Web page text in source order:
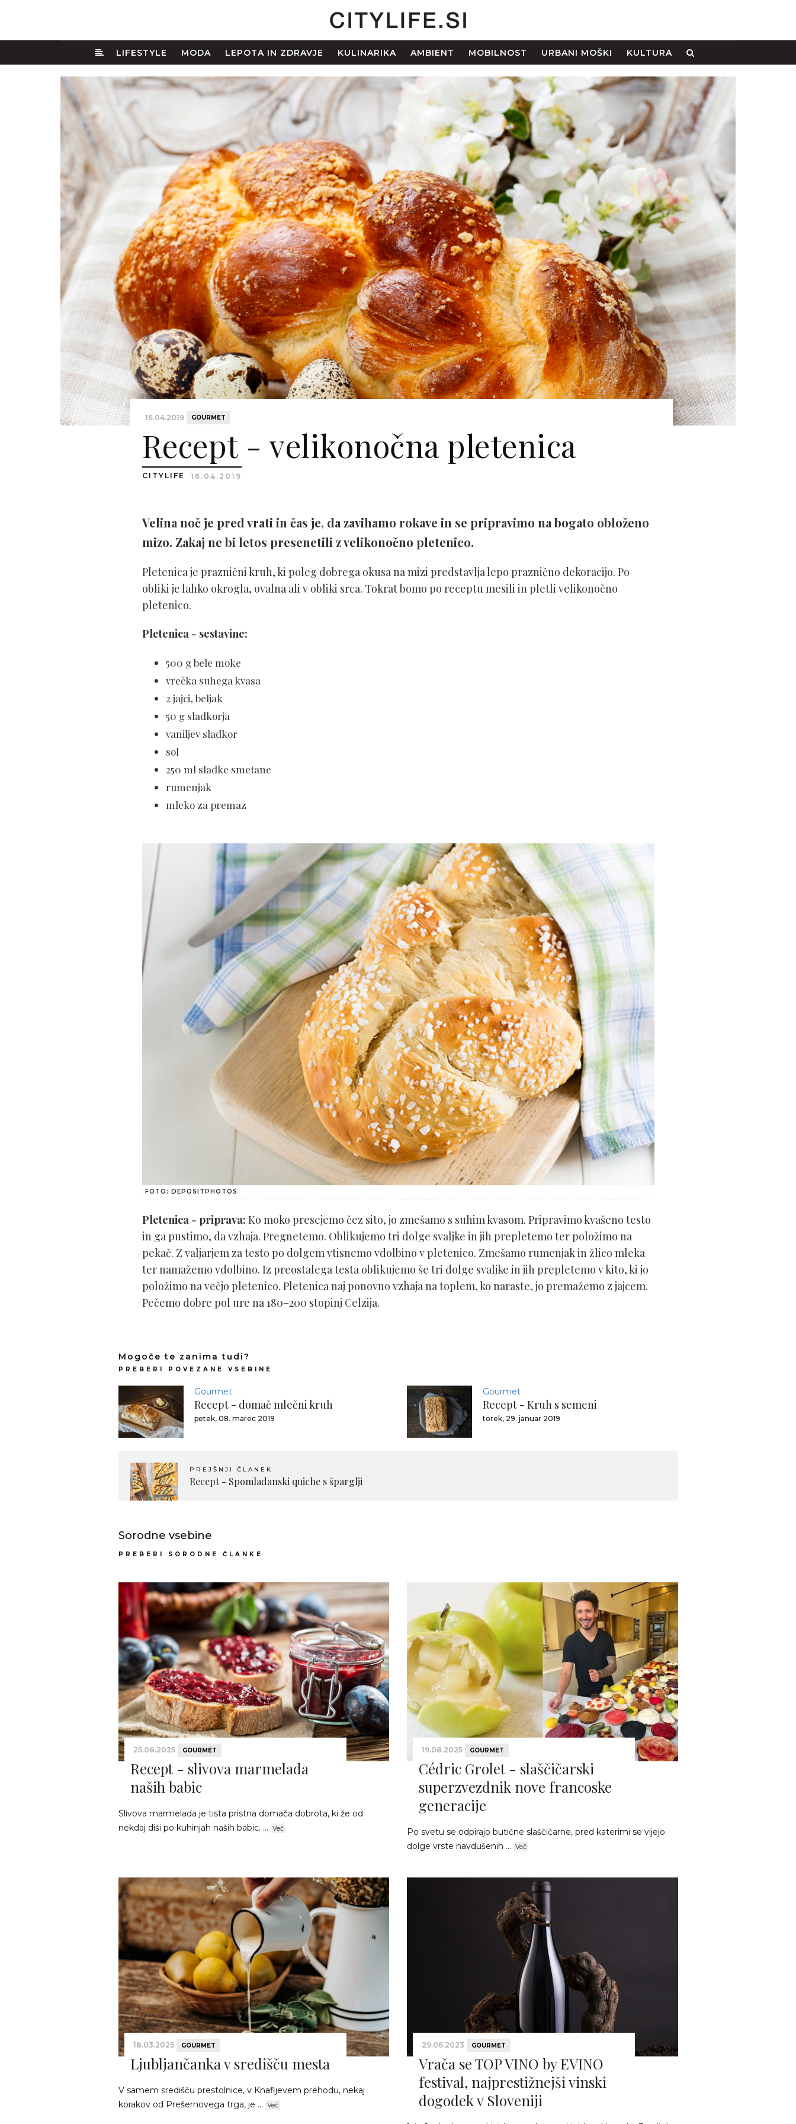
LIFESTYLE MODA LEPOTA IN ZDRAVJE KULINARIKA AMBIENT MOBILNOST URBANI MOŠKI KULTURA
16.04.2019 GOURMET
Recept - velikonočna pletenica
CITYLIFE 16.04.2019
Velina noč je pred vrati in čas je, da zavihamo rokave in se pripravimo na bogato obloženo
mizo. Zakaj ne bi letos presenetili z velikonočno pletenico.
Pletenica je praznični kruh, ki poleg dobrega okusa na mizi predstavlja lepo praznično dekoracijo. Po
obliki je lahko okrogla, ovalna ali v obliki srca. Tokrat bomo po receptu mesili in pletli velikonočno
pletenico.
Pletenica - sestavine:
500 g bele moke
vrečka suhega kvasa
2 jajci, beljak
50 g sladkorja
vaniljev sladkor
sol
250 ml sladke smetane
rumenjak
mleko za premaz
FOTO: DEPOSITPHOTOS
Pletenica - priprava: Ko moko presejemo čez sito, jo zmešamo s suhim kvasom. Pripravimo kvašeno testo
in ga pustimo, da vzhaja. Pregnetemo. Oblikujemo tri dolge svaljke in jih prepletemo ter položimo na
pekač. Z valjarjem za testo po dolgem vtisnemo vdolbino v pletenico. Zmešamo rumenjak in žlico mleka
ter namažemo vdolbino. Iz preostalega testa oblikujemo še tri dolge svaljke in jih prepletemo v kito, ki jo
položimo na večjo pletenico. Pletenica naj ponovno vzhaja na toplem, ko naraste, jo premažemo z jajcem.
Pečemo dobre pol ure na 180–200 stopinj Celzija.
Mogoče te zanima tudi?
PREBERI POVEZANE VSEBINE
Gourmet
Recept - domač mlečni kruh
petek, 08. marec 2019
Gourmet
Recept - Kruh s semeni
torek, 29. januar 2019
PREJŠNJI ČLANEK
Recept - Spomladanski quiche s šparglji
Sorodne vsebine
PREBERI SORODNE ČLANKE
25.08.2025 GOURMET
Recept - slivova marmelada
naših babic
Slivova marmelada je tista pristna domača dobrota, ki že od
nekdaj diši po kuhinjah naših babic. ... Več
19.08.2025 GOURMET
Cédric Grolet - slaščičarski
superzvezdnik nove francoske
generacije
Po svetu se odpirajo butične slaščičarne, pred katerimi se vijejo
dolge vrste navdušenih ... Več
18.03.2025 GOURMET
Ljubljančanka v središču mesta
V samem središču prestolnice, v Knafljevem prehodu, nekaj
korakov od Prešernovega trga, je ... Več
29.06.2023 GOURMET
Vrača se TOP VINO by EVINO
festival, najprestižnejši vinski
dogodek v Sloveniji